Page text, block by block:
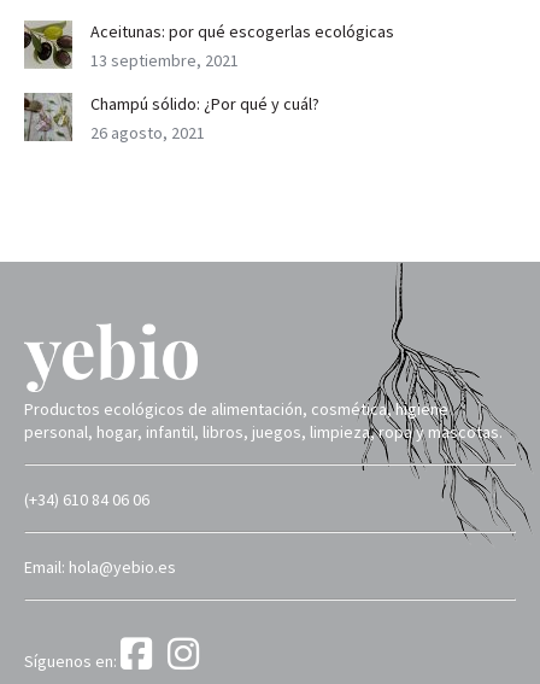
Aceitunas: por qué escogerlas ecológicas
13 septiembre, 2021
Champú sólido: ¿Por qué y cuál?
26 agosto, 2021
Productos ecológicos de alimentación, cosmética, higiene
personal, hogar, infantil, libros, juegos, limpieza, ropa y mascotas.
(+34) 610 84 06 06
Email: hola@yebio.es
Síguenos en: